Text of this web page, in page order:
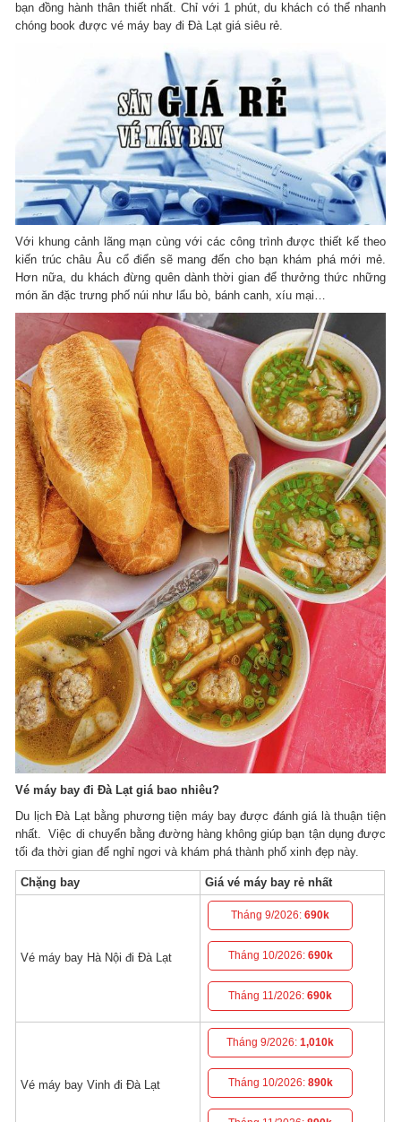
bạn đồng hành thân thiết nhất. Chỉ với 1 phút, du khách có thể nhanh
chóng book được vé máy bay đi Đà Lạt giá siêu rẻ.
Với khung cảnh lãng mạn cùng với các công trình được thiết kế theo
kiến trúc châu Âu cổ điển sẽ mang đến cho bạn khám phá mới mẻ.
Hơn nữa, du khách đừng quên dành thời gian để thưởng thức những
món ăn đặc trưng phố núi như lẩu bò, bánh canh, xíu mại…
Vé máy bay đi Đà Lạt giá bao nhiêu?
Du lịch Đà Lạt bằng phương tiện máy bay được đánh giá là thuận tiện
nhất. Việc di chuyển bằng đường hàng không giúp bạn tận dụng được
tối đa thời gian để nghỉ ngơi và khám phá thành phố xinh đẹp này.
Chặng bay Giá vé máy bay rẻ nhất
Vé máy bay Hà Nội đi Đà Lạt
Tháng 9/2026:690k
Tháng 10/2026: 690k
Tháng 11/2026:690k
Vé máy bay Vinh đi Đà Lạt
Tháng 9/2026:1,010k
Tháng 10/2026: 890k